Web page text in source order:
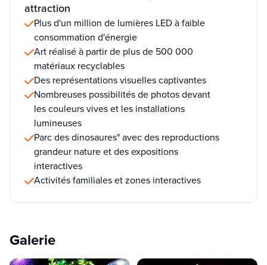
attraction
Plus d'un million de lumières LED à faible
consommation d'énergie
Art réalisé à partir de plus de 500 000
matériaux recyclables
Des représentations visuelles captivantes
Nombreuses possibilités de photos devant
les couleurs vives et les installations
lumineuses
Parc des dinosaures" avec des reproductions
grandeur nature et des expositions
interactives
Activités familiales et zones interactives
Galerie